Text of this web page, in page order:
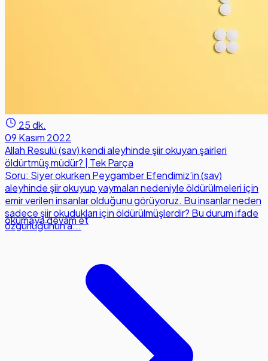
25 dk.
09 Kasım 2022
Allah Resulü (sav) kendi aleyhinde şiir okuyan şairleri
öldürtmüş müdür? | Tek Parça
Soru: Siyer okurken Peygamber Efendimiz’in (sav)
aleyhinde şiir okuyup yaymaları nedeniyle öldürülmeleri için
emir verilen insanlar olduğunu görüyoruz. Bu insanlar neden
sadece şiir okudukları için öldürülmüşlerdir? Bu durum ifade
özgürlüğünün a...
okumaya devam et